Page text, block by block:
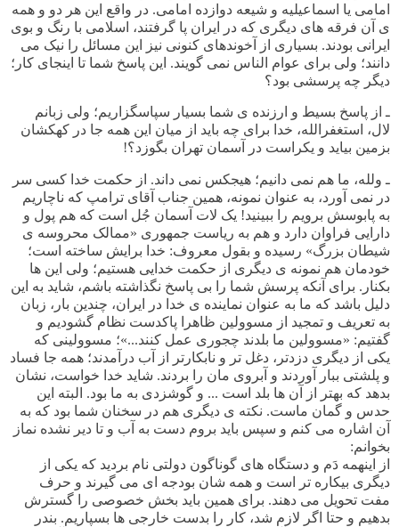
امامی یا اسماعیلیه و شیعه دوازده امامی. در واقع این هر دو و همه
ی آن فرقه های دیگری که در ایران پا گرفتند، اسلامی با رنگ و بوی
ایرانی بودند. بسیاری از آخوندهای کنونی نیز این مسائل را نیک می
دانند؛ ولی برای عوام الناس نمی گویند. این پاسخ شما تا اینجای کار؛
دیگر چه پرسشی بود؟
ـ از پاسخ بسیط و ارزنده ی شما بسیار سپاسگزاریم؛ ولی زبانم
لال، استغفرالله، خدا برای چه باید از میان این همه جا در کهکشان
بزمین بیاید و یکراست در آسمان تهران بگوزد؟!
ـ ولله، ما هم نمی دانیم؛ هیجکس نمی داند. از حکمت خدا کسی سر
در نمی آورد، به عنوان نمونه، همین جناب آقای ترامپ که ناچاریم
به پابوسش برویم را ببینید! یک لات آسمان جُل است که هم پول و
دارایی فراوان دارد و هم به ریاست جمهوری «ممالک محروسه ی
شیطان بزرگ» رسیده و بقول معروف: خدا برایش ساخته است؛
خودمان هم نمونه ی دیگری از حکمت خدایی هستیم؛ ولی این ها
بکنار. برای آنکه پرسش شما را بی پاسخ نگذاشته باشم، شاید به این
دلیل باشد که ما به عنوان نماینده ی خدا در ایران، چندین بار، زبان
به تعریف و تمجید از مسوولین ظاهرا پاکدست نظام گشودیم و
گفتیم: «مسوولین ما بلدند چجوری عمل کنند...»؛ مسوولینی که
یکی از دیگری دزدتر، دغل تر و نابکارتر از آب درآمدند؛ همه جا فساد
و پلشتی ببار آوردند و آبروی مان را بردند. شاید خدا خواست، نشان
بدهد که بهتر از آن ها بلد است ... و گوشزدی به ما بود. البته این
حدس و گمان ماست. نکته ی دیگری هم در سخنان شما بود که به
آن اشاره می کنم و سپس باید بروم دست به آب و تا دیر نشده نماز
بخوانم:
از اینهمه دَم و دستگاه های گوناگون دولتی نام بردید که یکی از
دیگری بیکاره تر است و همه شان بودجه ای می گیرند و حرف
مفت تحویل می دهند. برای همین باید بخش خصوصی را گسترش
بدهیم و حتا اگر لازم شد، کار را بدست خارجی ها بسپاریم. بندر